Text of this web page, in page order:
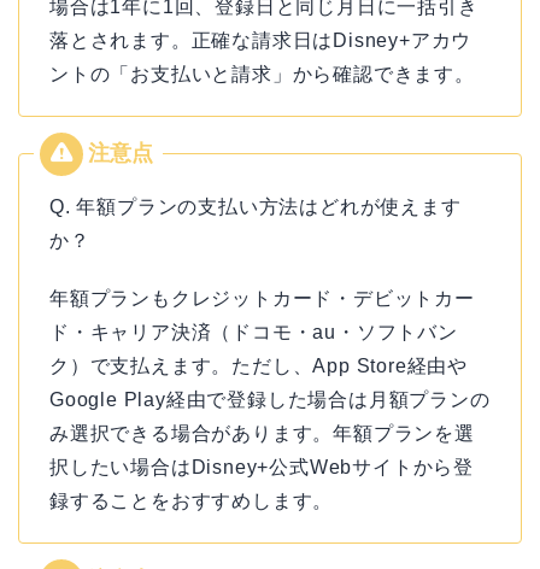
場合は1年に1回、登録日と同じ月日に一括引き
落とされます。正確な請求日はDisney+アカウ
ントの「お支払いと請求」から確認できます。
Q. 年額プランの支払い方法はどれが使えます
か？
年額プランもクレジットカード・デビットカー
ド・キャリア決済（ドコモ・au・ソフトバン
ク）で支払えます。ただし、App Store経由や
Google Play経由で登録した場合は月額プランの
み選択できる場合があります。年額プランを選
択したい場合はDisney+公式Webサイトから登
録することをおすすめします。